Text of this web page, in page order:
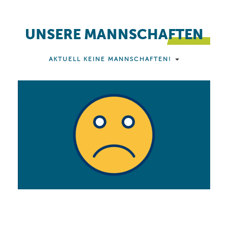
UNSERE MANNSCHAFTEN
AKTUELL KEINE MANNSCHAFTEN!